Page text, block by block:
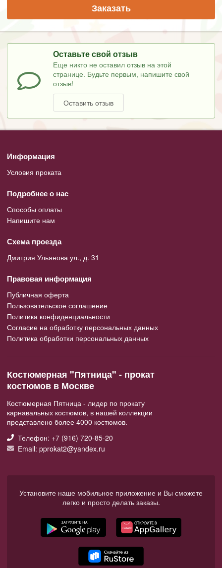
Заказать
Оставьте свой отзыв
Еще никто не оставил отзыв на этой
странице. Будьте первым, напишите свой
отзыв!
Оставить отзыв
Информация
Условия проката
Подробнее о нас
Способы оплаты
Напишите нам
Схема проезда
Дмитрия Ульянова ул., д. 31
Правовая информация
Публичная оферта
Пользовательское соглашение
Политика конфиденциальности
Согласие на обработку персональных данных
Политика обработки персональных данных
Костюмерная "Пятница" - прокат
костюмов в Москве
Костюмерная Пятница - лидер по прокату
карнавальных костюмов, в нашей коллекции
представлено более 4000 костюмов.
Телефон: +7 (916) 720-85-20
Email: pprokat2@yandex.ru
Установите наше мобильное приложение и Вы сможете
легко и просто делать заказы.